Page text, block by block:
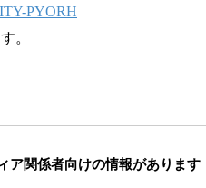
PYORH
なります。
ア関係者向けの情報があります